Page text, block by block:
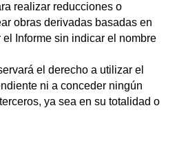
realizar reducciones o
obras derivadas basadas en
Informe sin indicar el nombre
el derecho a utilizar el
ni a conceder ningún
ya sea en su totalidad o